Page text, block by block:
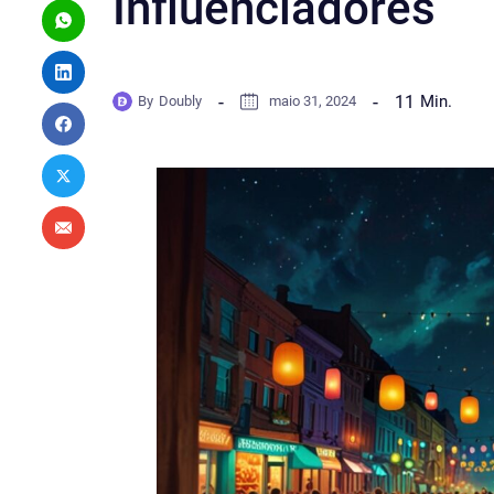
By Doubly maio 31, 2024 11 Min.